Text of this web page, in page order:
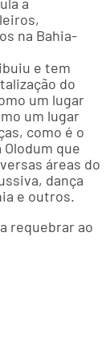
na Bahia-
e tem
do
um lugar
um lugar
como é o
que
áreas do
dança
e outros.
requebrar ao